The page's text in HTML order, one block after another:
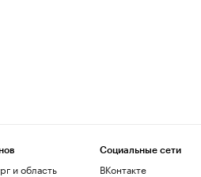
и область
Социальные сети
ВКонтакте